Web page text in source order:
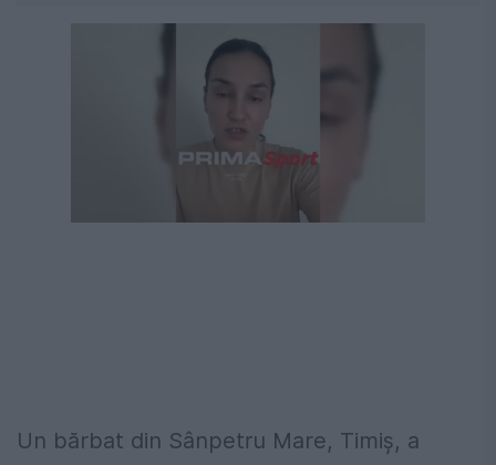
Un bărbat din Sânpetru Mare, Timiș, a